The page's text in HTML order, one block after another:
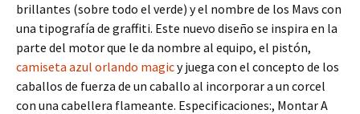
brillantes (sobre todo el verde) y el nombre de los Mavs con
una tipografía de graffiti. Este nuevo diseño se inspira en la
parte del motor que le da nombre al equipo, el pistón,
camiseta azul orlando magicy juega con el concepto de los
caballos de fuerza de un caballo al incorporar a un corcel
con una cabellera flameante. Especificaciones:, Montar A